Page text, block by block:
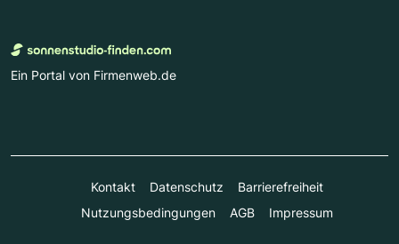
Ein Portal von Firmenweb.de
Kontakt Datenschutz
Barrierefreiheit
Nutzungsbedingungen
AGB Impressum